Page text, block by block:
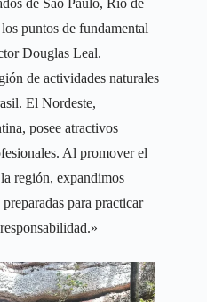
puntos de fundamental
Douglas Leal.
de actividades naturales
El Nordeste,
posee atractivos
Al promover el
región, expandimos
para practicar